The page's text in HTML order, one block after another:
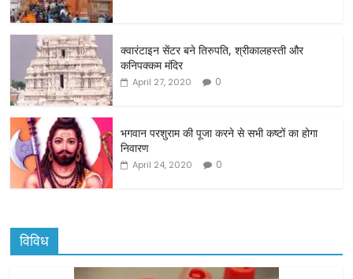
o
o
k
क्वारंटाइन सेंटर बने तिरुपति, श्रीकालहस्ती और
कनिपक्कम मंदिर
April 27, 2020 0
भगवान परशुराम की पूजा करने से सभी कष्टों का होगा
निवारण
April 24, 2020 0
विविध